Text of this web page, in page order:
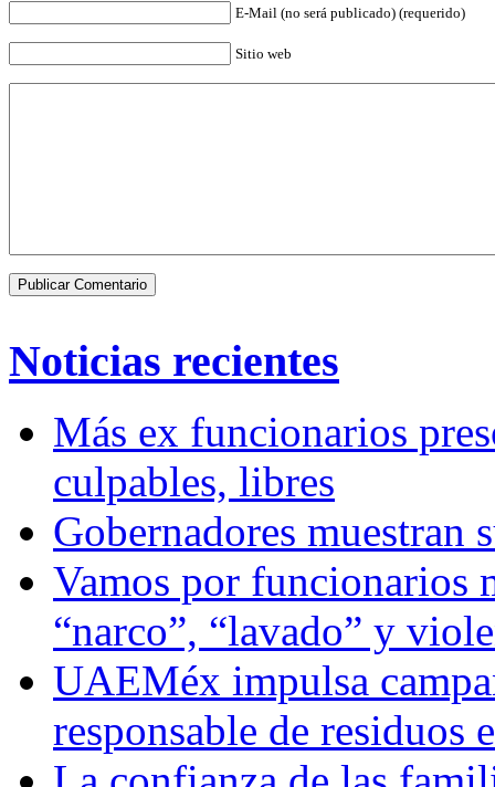
E-Mail (no será publicado) (requerido)
Sitio web
Noticias recientes
Más ex funcionarios
culpables, libres
Gobernadores muestran
Vamos por funcionarios
“narco”, “lavado” y
UAEMéx impulsa
responsable de residuos